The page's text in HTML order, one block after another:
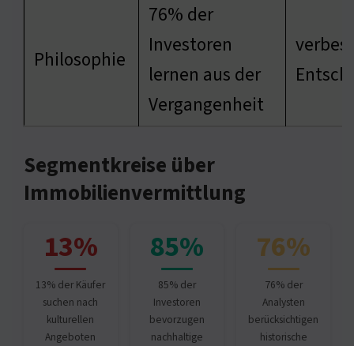
Philosophie
76% der
Investoren
lernen aus der
Vergangenheit
Segmentkreise über
Immobilienvermittlung
13%
13% der Käufer
suchen nach
kulturellen
Angeboten
85%
85% der
Investoren
bevorzugen
nachhaltige
76%
76% der
Analysten
berücksichtigen
historische